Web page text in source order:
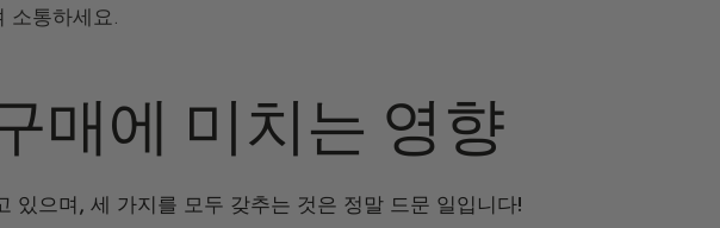
소통하세요.
매에 미치는 영향
있으며, 세 가지를 모두 갖추는 것은 정말 드문 일입니다!